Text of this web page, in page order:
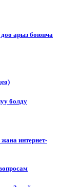
арыз боюнча
болду
интернет-